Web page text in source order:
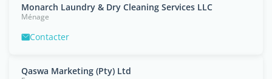
Monarch Laundry & Dry Cleaning Services LLC
Ménage
Contacter
Qaswa Marketing (Pty) Ltd